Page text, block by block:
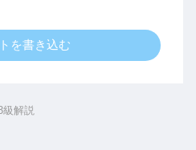
を書き込む
級解説